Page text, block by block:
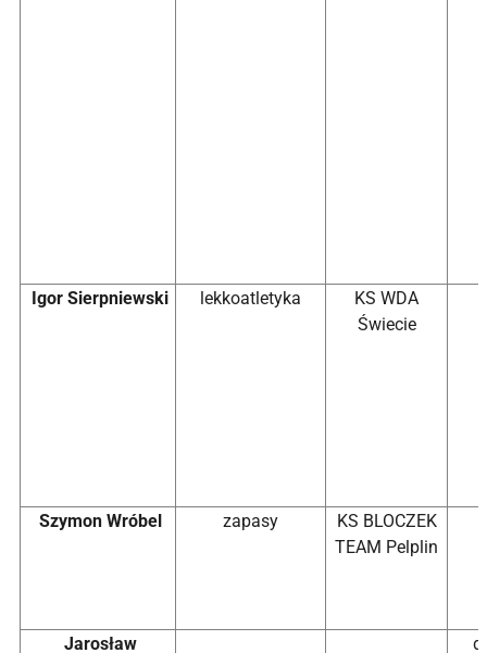
Igor Sierpniewski lekkoatletyka
KS WDA
Świecie
Szymon Wróbel zapasy
KS BLOCZEK
TEAM Pelplin
Jarosław